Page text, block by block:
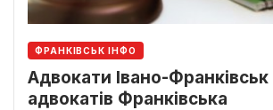
ФРАНКІВСЬК ІНФО
Адвокати Івано-
адвокатів Франківська